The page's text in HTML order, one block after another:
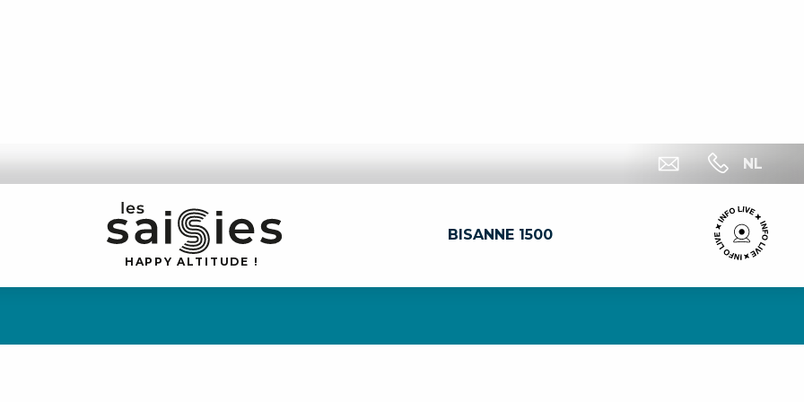
NL
HAP PY ALTI T UDE !
BISANNE 1500